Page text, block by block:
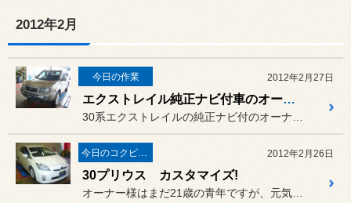
2012年2月
今日の作業 2012年2月27日
エクストレイル純正ナビ付車のオーナーさんへ！
今日のコクピット西部 2012年2月26日
30プリウス カスタマイズ!